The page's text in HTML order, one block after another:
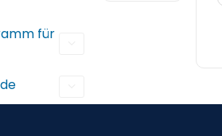
für